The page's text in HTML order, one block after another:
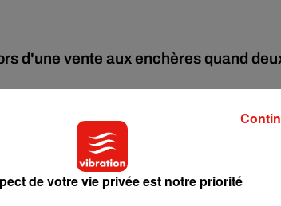
d'une vente aux enchères quand
en a décidé autrement. Beyoncé repart en
tournée mondiale pour l'été 2023.
de votre vie privée est notre priorité